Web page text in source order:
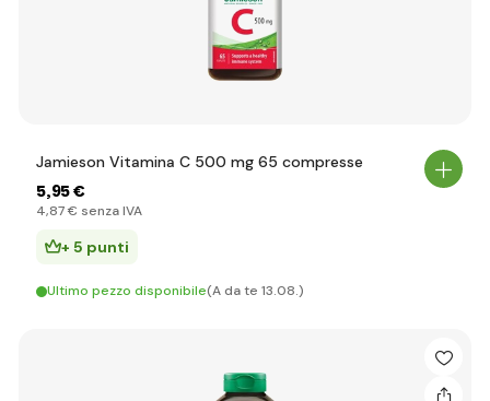
Jamieson Vitamina C 500 mg 65 compresse
5,95 €
4,87 € senza IVA
+ 5 punti
Ultimo pezzo disponibile(A da te 13.08.)